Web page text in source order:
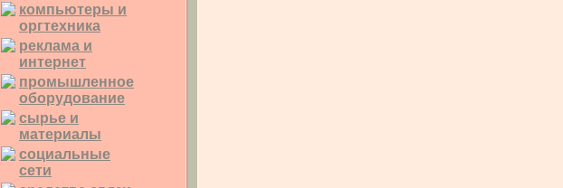
компьютеры и
оргтехника
реклама и
интернет
промышленное
оборудование
сырье и
материалы
социальные
сети